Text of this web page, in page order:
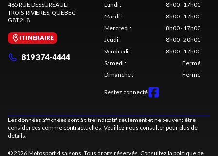
465 RUE DESSUREAULT
TROIS-RIVIÈRES , QUÉBEC
G8T 2L8
ITINÉRAIRE
819 374-4444
Lundi:
8h00 - 17h00
Mardi:
8h00 - 17h00
Mercredi:
8h00 - 17h00
Jeudi:
8h00 - 20h00
Vendredi:
8h00 - 17h00
Samedi:
Fermé
Dimanche: Fermé
Restez connecté
Les données affichées sont à titre indicatif seulement et ne peuvent être
considérées comme contractuelles. Veuillez nous consulter pour plus de
détails.
© 2026 Motosport 4 saisons. Tous droits réservés. Consultez la politique de